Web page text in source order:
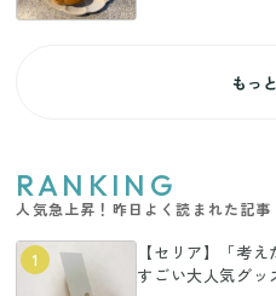
もっ
RANKING
人気急上昇！昨日よく読まれた記事
1
【セリア】「考
すごい大人気グッ